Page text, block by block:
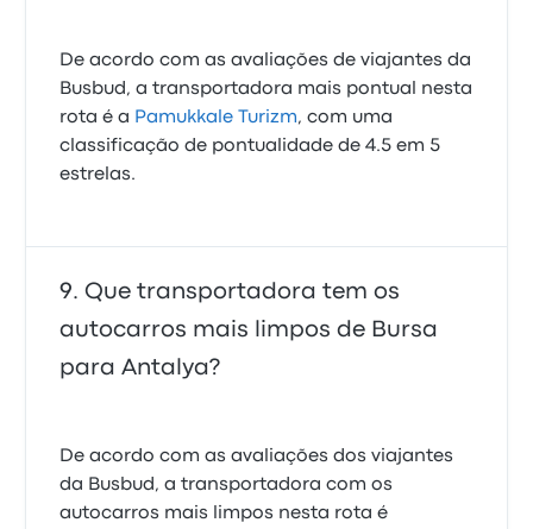
De acordo com as avaliações de viajantes da
Busbud, a transportadora mais pontual nesta
rota é a Pamukkale Turizm, com uma
classificação de pontualidade de 4.5 em 5
estrelas.
Que transportadora tem os
autocarros mais limpos de Bursa
para Antalya?
De acordo com as avaliações dos viajantes
da Busbud, a transportadora com os
autocarros mais limpos nesta rota é